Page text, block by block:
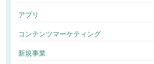
アプリ
コンテンツマーケティング
新規事業